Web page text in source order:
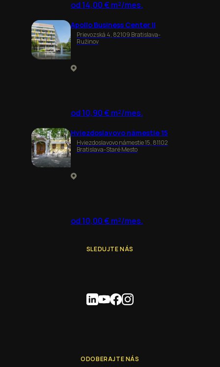
od 14,00 € m²/mes.
Apollo Business Center II
Prievozská 4, 82109 Bratislava-
Ružinov
od 10,90 € m²/mes.
Hviezdoslavovo námestie 15
Hviezdoslavovo námestie 15, 81102
Bratislava-Staré Mesto
od 10,00 € m²/mes.
SLEDUJTE NÁS
ODOBERAJTE NÁS